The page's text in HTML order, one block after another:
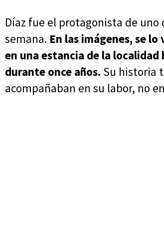
Díaz fue el protagonista de
semana. En las imágenes, se
en una estancia de la
durante once años. Su historia
acompañaban en su labor, no